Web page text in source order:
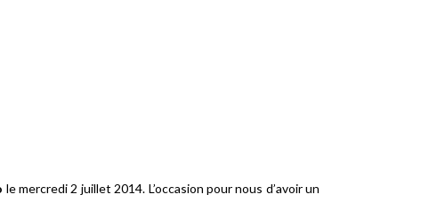
le mercredi 2 juillet 2014. L’occasion pour nous d’avoir un